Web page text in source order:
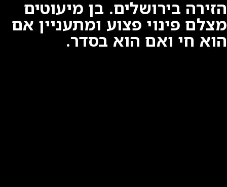
הזירה בירושלים. בן מיעוטים
מצלם פינוי פצוע ומתעניין אם
הוא חי ואם הוא בסדר.